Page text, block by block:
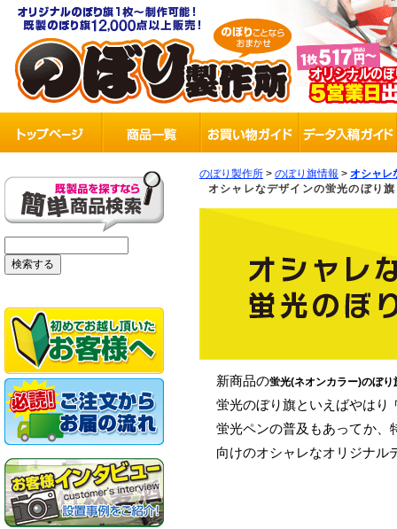
のぼり製作所 > のぼり旗情報 > オシャレ
オシャレなデザインの蛍光のぼり旗
新商品の蛍光(ネオンカラー)のぼり
蛍光のぼり旗といえばやはり
蛍光ペンの普及もあってか、
向けのオシャレなオリジナル